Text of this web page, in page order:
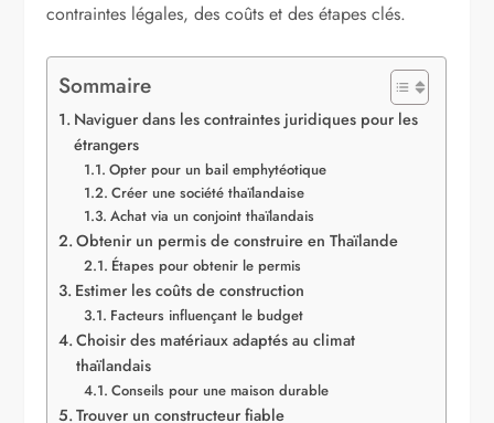
contraintes légales, des coûts et des étapes clés.
Sommaire
Naviguer dans les contraintes juridiques pour les
étrangers
Opter pour un bail emphytéotique
Créer une société thaïlandaise
Achat via un conjoint thaïlandais
Obtenir un permis de construire en Thaïlande
Étapes pour obtenir le permis
Estimer les coûts de construction
Facteurs influençant le budget
Choisir des matériaux adaptés au climat
thaïlandais
Conseils pour une maison durable
Trouver un constructeur fiable